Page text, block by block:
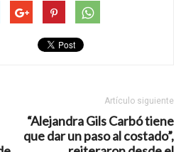
Artículo siguiente
“Alejandra Gils Carbó tiene
que dar un paso al costado”,